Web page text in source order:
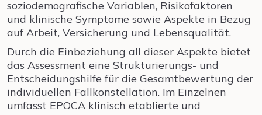
soziodemografische Variablen, Risikofaktoren
und klinische Symptome sowie Aspekte in Bezug
auf Arbeit, Versicherung und Lebensqualität.
Durch die Einbeziehung all dieser Aspekte bietet
das Assessment eine Strukturierungs- und
Entscheidungshilfe für die Gesamtbewertung der
individuellen Fallkonstellation. Im Einzelnen
umfasst EPOCA klinisch etablierte und